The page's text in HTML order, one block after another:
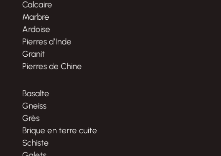
Calcaire
Marbre
Ardoise
Pierres d’Inde
Granit
Pierres de Chine
Basalte
Gneiss
Grès
Brique en terre cuite
Schiste